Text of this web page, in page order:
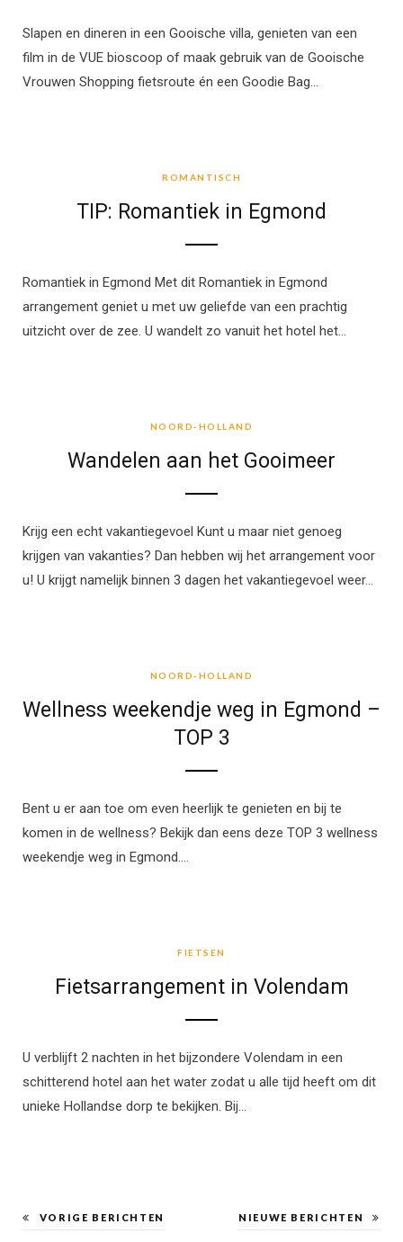
Slapen en dineren in een Gooische villa, genieten van een
film in de VUE bioscoop of maak gebruik van de Gooische
Vrouwen Shopping fietsroute én een Goodie Bag…
ROMANTISCH
TIP: Romantiek in Egmond
Romantiek in Egmond Met dit Romantiek in Egmond
arrangement geniet u met uw geliefde van een prachtig
uitzicht over de zee. U wandelt zo vanuit het hotel het…
NOORD-HOLLAND
Wandelen aan het Gooimeer
Krijg een echt vakantiegevoel Kunt u maar niet genoeg
krijgen van vakanties? Dan hebben wij het arrangement voor
u! U krijgt namelijk binnen 3 dagen het vakantiegevoel weer…
NOORD-HOLLAND
Wellness weekendje weg in Egmond –
TOP 3
Bent u er aan toe om even heerlijk te genieten en bij te
komen in de wellness? Bekijk dan eens deze TOP 3 wellness
weekendje weg in Egmond.…
FIETSEN
Fietsarrangement in Volendam
U verblijft 2 nachten in het bijzondere Volendam in een
schitterend hotel aan het water zodat u alle tijd heeft om dit
unieke Hollandse dorp te bekijken. Bij…
VORIGE BERICHTEN NIEUWE BERICHTEN